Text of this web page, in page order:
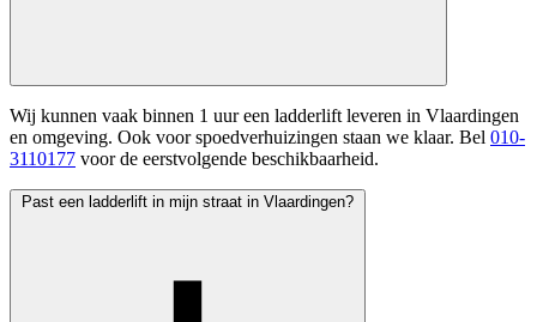
Wij kunnen vaak binnen 1 uur een ladderlift leveren in Vlaardingen
en omgeving. Ook voor spoedverhuizingen staan we klaar. Bel 010-
3110177 voor de eerstvolgende beschikbaarheid.
Past een ladderlift in mijn straat in Vlaardingen?